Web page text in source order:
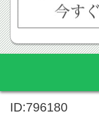
ID:796180